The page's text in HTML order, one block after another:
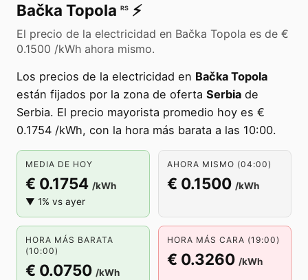
Bačka Topola RS ⚡️
El precio de la electricidad en Bačka Topola es de €
0.1500 /kWh ahora mismo.
Los precios de la electricidad en Bačka Topola
están fijados por la zona de oferta Serbia de
Serbia. El precio mayorista promedio hoy es €
0.1754 /kWh, con la hora más barata a las 10:00.
MEDIA DE HOY
€ 0.1754 /kWh
▼ 1% vs ayer
AHORA MISMO (04:00)
€ 0.1500 /kWh
HORA MÁS BARATA
(10:00)
€ 0.0750 /kWh
HORA MÁS CARA (19:00)
€ 0.3260 /kWh